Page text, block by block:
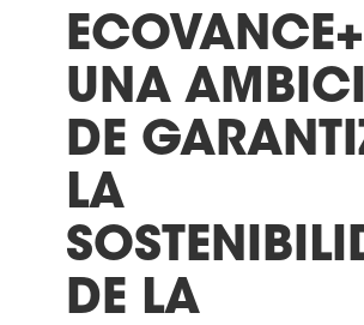
UNA
DE
LA
DE LA